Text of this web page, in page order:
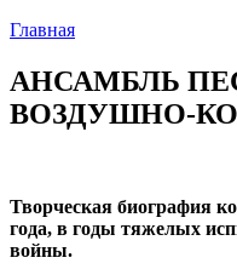
Главная
АНСАМБЛЬ
ВОЗДУШНО-
Творческая биография
года, в годы тяжелых
войны.